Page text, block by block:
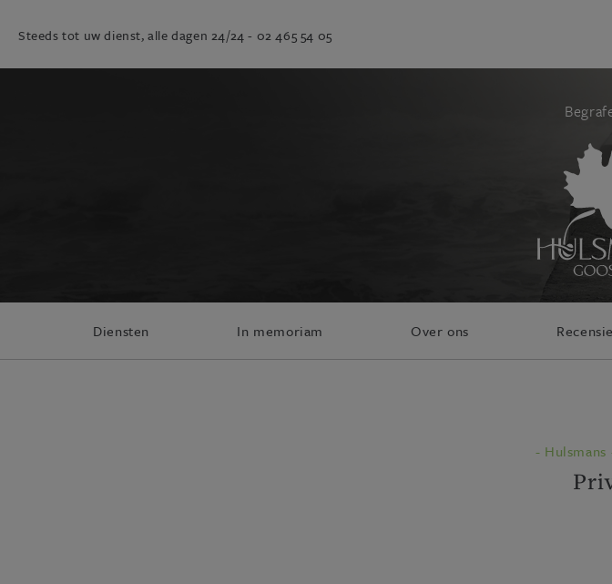
Steeds tot uw dienst, alle dagen 24/24 - 02 465 54 05
Diensten In memoriam Over ons
- Hulsmans